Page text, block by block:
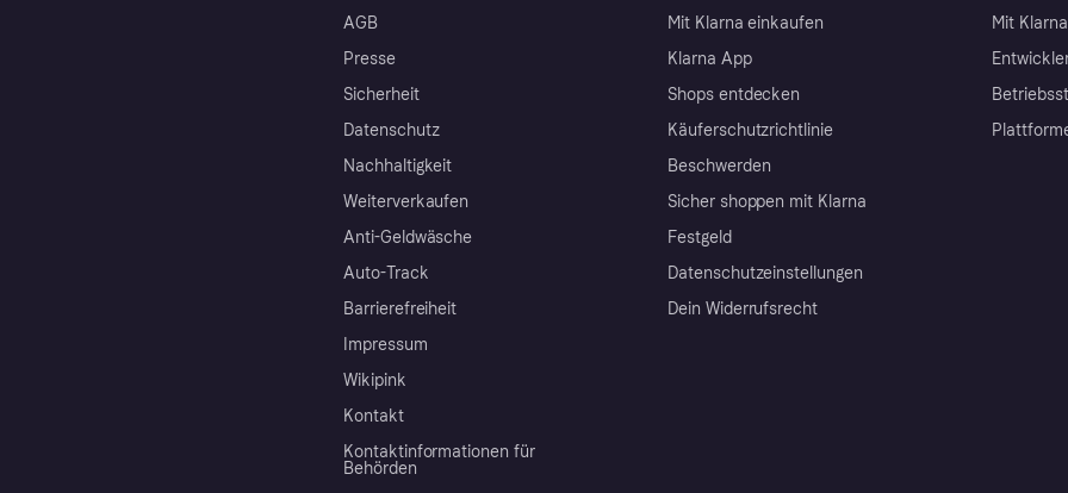
AGB
Presse
Sicherheit
Datenschutz
Nachhaltigkeit
Weiterverkaufen
Anti-Geldwäsche
Auto-Track
Barrierefreiheit
Impressum
Wikipink
Kontakt
Kontaktinformationen für
Behörden
Mit Klarna einkaufen
Klarna App
Shops entdecken
Käuferschutzrichtlinie
Beschwerden
Sicher shoppen mit Klarna
Festgeld
Datenschutzeinstellungen
Dein Widerrufsrecht
Mit